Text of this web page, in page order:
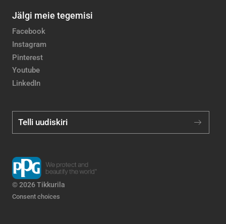
Jälgi meie tegemisi
Facebook
Instagram
Pinterest
Youtube
LinkedIn
Telli uudiskiri
© 2026 Tikkurila
Consent choices